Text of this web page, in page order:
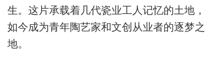
生。这片承载着几代瓷业工人记忆的土地，
如今成为青年陶艺家和文创从业者的逐梦之
地。